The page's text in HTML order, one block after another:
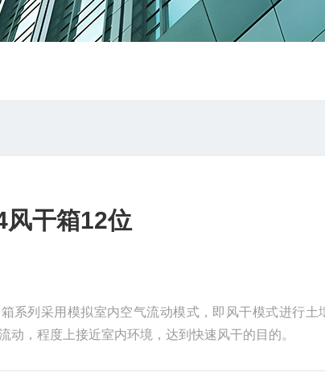
干箱12位
系列采用模拟室内空气流动模式，即风干模式进行土
，程度上接近室内环境，达到快速风干的目的。